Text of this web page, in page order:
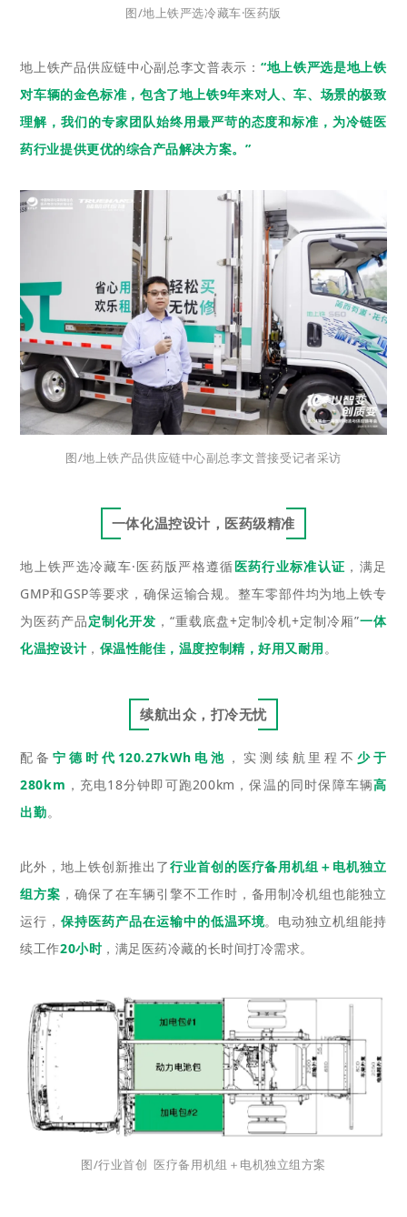
图/地上铁严选冷藏车·医药版
地上铁产品供应链中心副总李文普表示： “地上铁严选是地上铁
对车辆的金色标准，包含了地上铁9年来对人、车、场景的极致
理解，我们的专家团队始终用最严苛的态度和标准，为冷链医
药行业提供更优的综合产品解决方案。”
图/地上铁产品供应链中心副总李文普接受记者采访
一体化温控设计，医药级精准
地上铁严选冷藏车·医药版严格遵循医药行业标准认证 ，满足
GMP和GSP等要求，确保运输合规。整车零部件均为地上铁专
为医药产品定制化开发 ，“重载底盘+定制冷机+定制冷厢”一体
化温控设计 ， 保温性能佳，温度控制精，好用又耐用 。
续航出众，打冷无忧
配备宁德时代120.27kWh电池 ，实测续航里程不少于
280km ，充电18分钟即可跑200km，保温的同时保障车辆高
出勤。
此外，地上铁创新推出了行业首创的医疗备用机组＋电机独立
组方案 ，确保了在车辆引擎不工作时，备用制冷机组也能独立
运行，保持医药产品在运输中的低温环境。电动独立机组能持
续工作20小时，满足医药冷藏的长时间打冷需求。
图/行业首创 医疗备用机组＋电机独立组方案